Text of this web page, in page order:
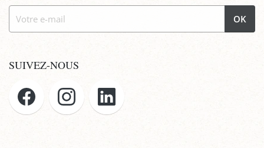
OK
SUIVEZ-NOUS